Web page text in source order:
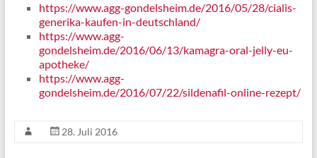
https://www.agg-gondelsheim.de/2016/05/28/cialis-
generika-kaufen-in-deutschland/
https://www.agg-
gondelsheim.de/2016/06/13/kamagra-oral-jelly-eu-
apotheke/
https://www.agg-
gondelsheim.de/2016/07/22/sildenafil-online-rezept/
28. Juli 2016